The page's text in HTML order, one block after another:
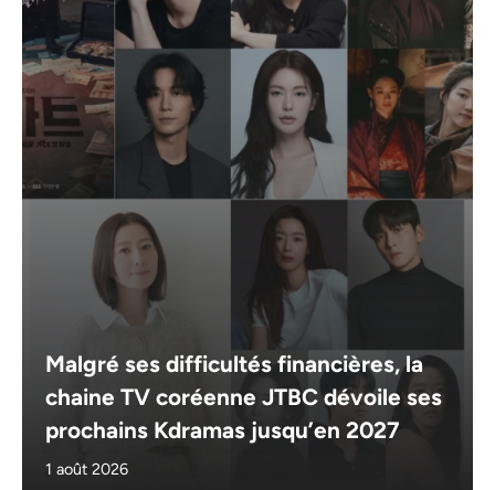
Malgré ses difficultés financières, la
chaine TV coréenne JTBC dévoile ses
prochains Kdramas jusqu’en 2027
1 août 2026